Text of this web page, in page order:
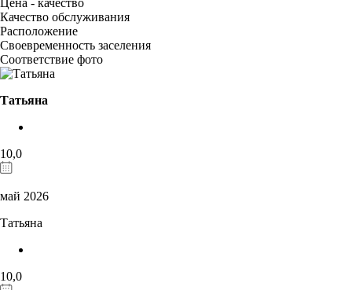
Качество обслуживания
Расположение
Своевременность заселения
Соответствие фото
Татьяна
10,0
май 2026
Татьяна
10,0